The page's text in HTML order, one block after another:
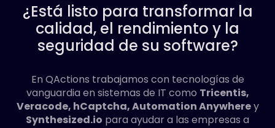
¿Está listo para transformar la
calidad, el rendimiento y la
seguridad de su software?
En QActions trabajamos con tecnologías de
vanguardia en sistemas de IT como Tricentis,
Veracode, hCaptcha, Automation Anywherey
Synthesized.io para ayudar a las empresas a